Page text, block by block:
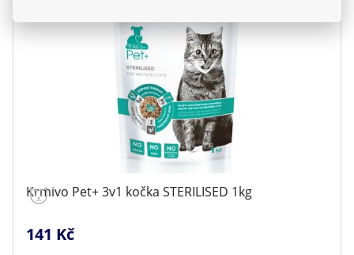
Krmivo Pet+ 3v1 kočka STERILISED 1kg
141 Kč